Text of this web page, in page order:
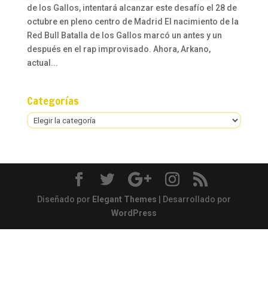
de los Gallos, intentará alcanzar este desafío el 28 de
octubre en pleno centro de Madrid El nacimiento de la
Red Bull Batalla de los Gallos marcó un antes y un
después en el rap improvisado. Ahora, Arkano,
actual...
Categorías
Categorías
Diseñado por Elegant Themes | Desarrollado por
WordPress